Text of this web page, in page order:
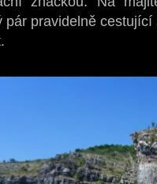
pár pravidelně